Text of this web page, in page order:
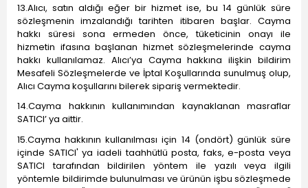
13.Alıcı, satın aldığı eğer bir hizmet ise, bu 14 günlük süre
sözleşmenin imzalandığı tarihten itibaren başlar. Cayma
hakkı süresi sona ermeden önce, tüketicinin onayı ile
hizmetin ifasına başlanan hizmet sözleşmelerinde cayma
hakkı kullanılamaz. Alıcı’ya Cayma hakkına ilişkin bildirim
Mesafeli Sözleşmelerde ve İptal Koşullarında sunulmuş olup,
Alıcı Cayma koşullarını bilerek sipariş vermektedir.
14.Cayma hakkının kullanımından kaynaklanan masraflar
SATICI’ ya aittir.
15.Cayma hakkının kullanılması için 14 (ondört) günlük süre
içinde SATICI' ya iadeli taahhütlü posta, faks, e-posta veya
SATICI tarafından bildirilen yöntem ile yazılı veya ilgili
yöntemle bildirimde bulunulması ve ürünün işbu sözleşmede